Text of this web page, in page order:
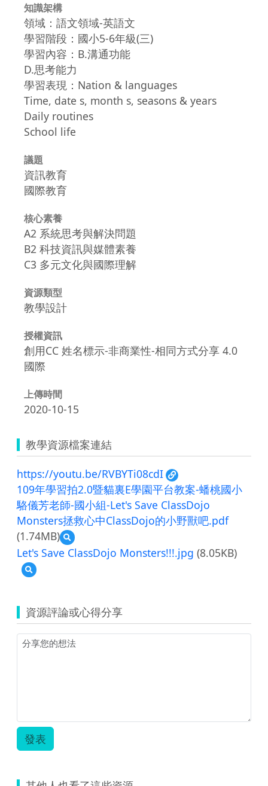
知識架構
領域：語文領域-英語文
學習階段：國小5-6年級(三)
學習內容：B.溝通功能
D.思考能力
學習表現：Nation & languages
Time, date s, month s, seasons & years
Daily routines
School life
議題
資訊教育
國際教育
核心素養
A2 系統思考與解決問題
B2 科技資訊與媒體素養
C3 多元文化與國際理解
資源類型
教學設計
授權資訊
創用CC 姓名標示-非商業性-相同方式分享 4.0
國際
上傳時間
2020-10-15
教學資源檔案連結
https://youtu.be/RVBYTi08cdI
109年學習拍2.0暨貓裏E學園平台教案-蟠桃國小
駱儀芳老師-國小組-Let's Save ClassDojo
Monsters拯救心中ClassDojo的小野獸吧.pdf
(1.74MB)
預
覽
109
拍
2.0
暨
貓
裏
Let's Save ClassDojo Monsters!!!.jpg (8.05KB)
預
覽
ClassDojo
Monsters!!!.jpg
資源評論或心得分享
發表